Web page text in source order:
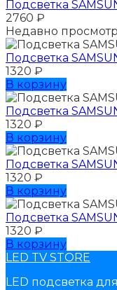
Подсветка
2760 ₽
Недавно
Подсветка
1320 ₽
В корзину
Подсветка
1320 ₽
В корзину
Подсветка
1320 ₽
В корзину
Подсветка
1320 ₽
В корзину
LED TV STORE
LED подсветка